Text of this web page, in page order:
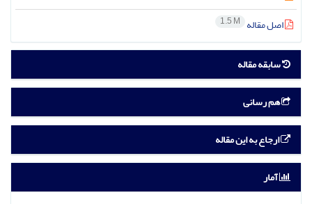
اصل مقاله 1.5 M
سابقه مقاله
هم رسانی
ارجاع به این مقاله
آمار